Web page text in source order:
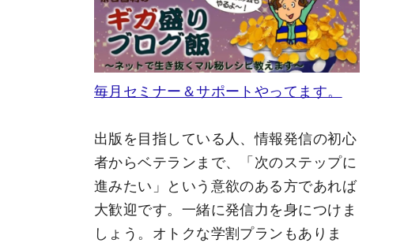
毎月セミナー＆サポートやってます。
出版を目指している人、情報発信の初心
者からベテランまで、「次のステップに
進みたい」という意欲のある方であれば
大歓迎です。一緒に発信力を身につけま
しょう。オトクな学割プランもありま